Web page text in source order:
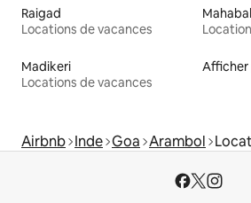
Raigad
Locations de vacances
Madikeri
Locations de vacances
Afficher
Airbnb Inde Goa Arambol